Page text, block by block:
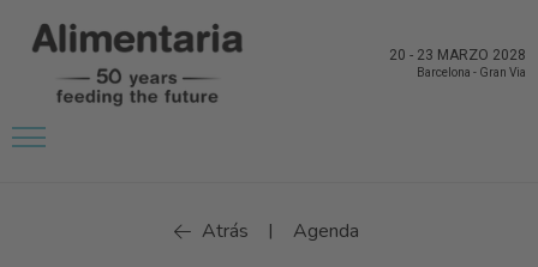
20 - 23 MARZO 2028
Barcelona - Gran Via
Atrás | Agenda